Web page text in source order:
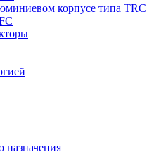
корпусе типа TRC